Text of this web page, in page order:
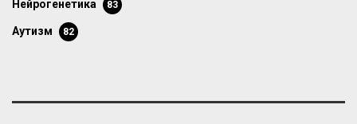
нейрогенетика 83
аутизм 82